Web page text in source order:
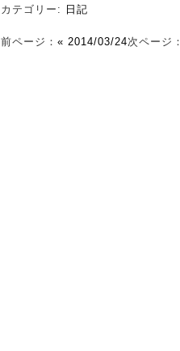
カテゴリー:
日記
前ページ： « 2014/03/24次ページ：